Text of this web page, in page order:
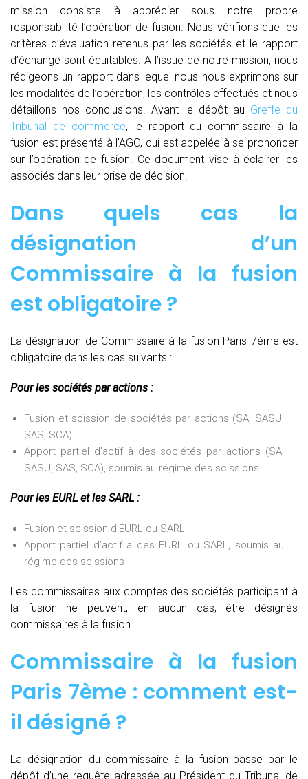
mission consiste à apprécier sous notre propre
responsabilité l’opération de fusion. Nous vérifions que les
critères d’évaluation retenus par les sociétés et le rapport
d’échange sont équitables. A l’issue de notre mission, nous
rédigeons un rapport dans lequel nous nous exprimons sur
les modalités de l’opération, les contrôles effectués et nous
détaillons nos conclusions. Avant le dépôt au Greffe du
Tribunal de commerce, le rapport du commissaire à la
fusion est présenté à l’AGO, qui est appelée à se prononcer
sur l’opération de fusion. Ce document vise à éclairer les
associés dans leur prise de décision.
Dans quels cas la
désignation d’un
Commissaire à la fusion
est obligatoire ?
La désignation de Commissaire à la fusion Paris 7ème est
obligatoire dans les cas suivants :
Pour les sociétés par actions :
Fusion et scission de sociétés par actions (SA, SASU,
SAS, SCA)
Apport partiel d’actif à des sociétés par actions (SA,
SASU, SAS, SCA), soumis au régime des scissions.
Pour les EURL et les SARL :
Fusion et scission d’EURL ou SARL
Apport partiel d’actif à des EURL ou SARL, soumis au
régime des scissions
Les commissaires aux comptes des sociétés participant à
la fusion ne peuvent, en aucun cas, être désignés
commissaires à la fusion.
Commissaire à la fusion
Paris 7ème : comment est-
il désigné ?
La désignation du commissaire à la fusion passe par le
dépôt d’une requête adressée au Président du Tribunal de